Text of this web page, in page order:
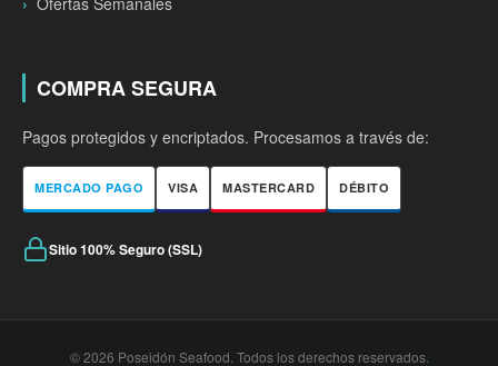
COMPRA SEGURA
Pagos protegidos y encriptados. Procesamos a través de:
MERCADO PAGO VISA MASTERCARD DÉBITO
Sitio 100% Seguro (SSL)
© 2026 Poseidón Seafood. Todos los derechos reservados.